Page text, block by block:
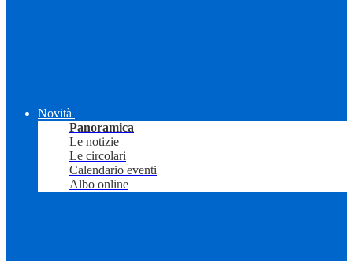
Novità
Panoramica
Le notizie
Le circolari
Calendario eventi
Albo online